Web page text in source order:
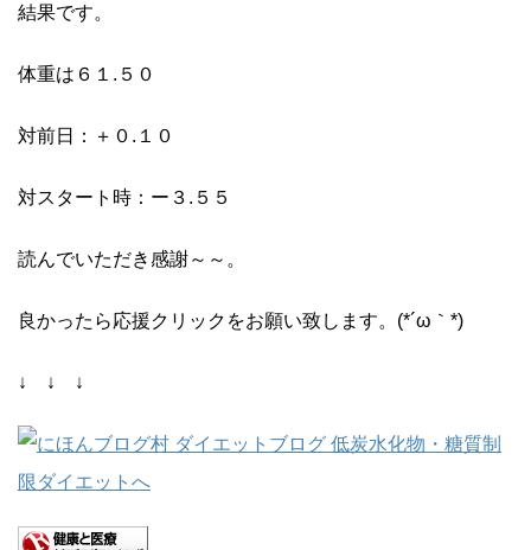
結果です。
体重は６１.５０
対前日：＋０.１０
対スタート時：ー３.５５
読んでいただき感謝～～。
良かったら応援クリックをお願い致します。(*´ω｀*)
↓ ↓ ↓